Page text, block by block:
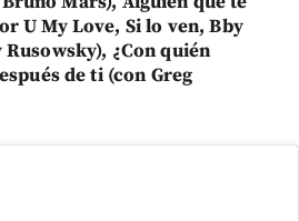
U My Love, Si lo ven, Bby
¿Con quién
de ti (con Greg